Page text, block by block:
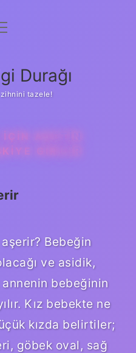
Durağı
zihnini tazele!
ADETIN
GIRILIR
Bebeğin
ve asidik,
bebeğinin
Kız bebekte ne
kızda belirtiler;
göbek oval, sağ